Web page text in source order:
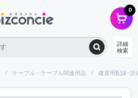
0
詳細
検索
ケーブル・ケーブル関連用品 建屋用配線･設